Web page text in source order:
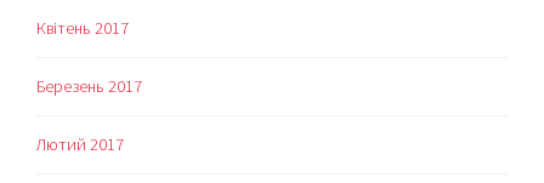
Квітень 2017
Березень 2017
Лютий 2017